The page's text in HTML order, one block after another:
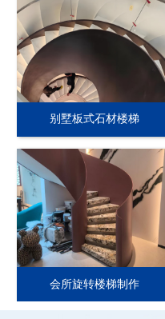
别墅板式石材楼梯
会所旋转楼梯制作